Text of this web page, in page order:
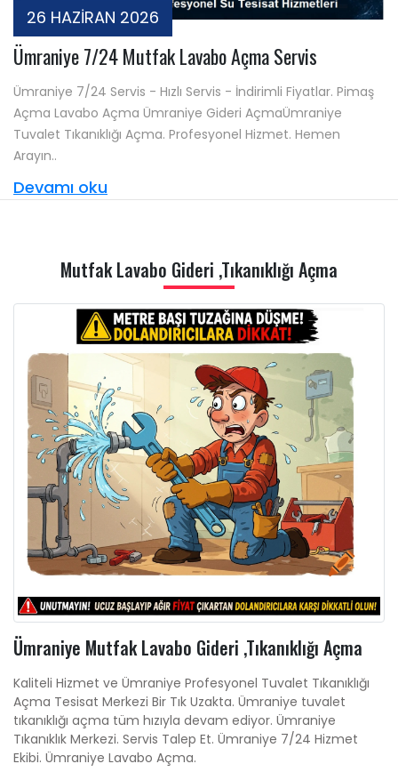
26 HAZİRAN 2026
Ümraniye 7/24 Mutfak Lavabo Açma Servis
Ümraniye 7/24 Servis - Hızlı Servis - İndirimli Fiyatlar. Pimaş
Açma Lavabo Açma Ümraniye Gideri AçmaÜmraniye
Tuvalet Tıkanıklığı Açma. Profesyonel Hizmet. Hemen
Arayın..
Devamı oku
Mutfak Lavabo Gideri ,Tıkanıklığı Açma
Ümraniye Mutfak Lavabo Gideri ,Tıkanıklığı Açma
Kaliteli Hizmet ve Ümraniye Profesyonel Tuvalet Tıkanıklığı
Açma Tesisat Merkezi Bir Tık Uzakta. Ümraniye tuvalet
tıkanıklığı açma tüm hızıyla devam ediyor. Ümraniye
Tıkanıklık Merkezi. Servis Talep Et. Ümraniye 7/24 Hizmet
Ekibi. Ümraniye Lavabo Açma.